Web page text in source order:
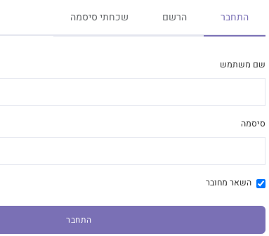
התחבר הרשם שכחתי סיסמה
שם משתמש
סיסמה
השאר מחובר
התחבר